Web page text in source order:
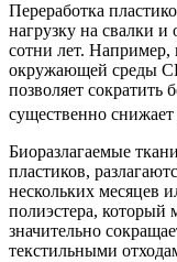
Переработка
нагрузку на свалки и
сотни лет.
окружающей среды
позволяет сократить
существенно
Биоразлагаемые
пластиков,
нескольких месяцев
полиэстера, который
значительно
текстильными